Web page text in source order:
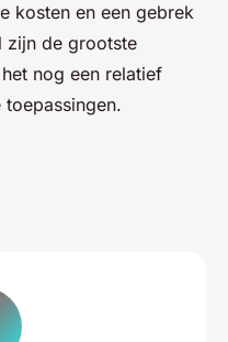
kosten en een gebrek
zijn de grootste
nog een relatief